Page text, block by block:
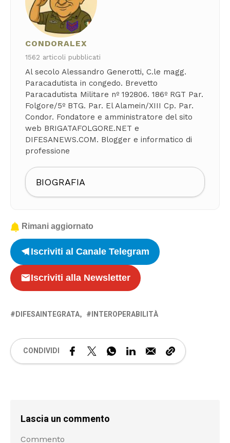
CONDORALEX
1562 articoli pubblicati
Al secolo Alessandro Generotti, C.le magg.
Paracadutista in congedo. Brevetto
Paracadutista Militare nº 192806. 186º RGT Par.
Folgore/5º BTG. Par. El Alamein/XIII Cp. Par.
Condor. Fondatore e amministratore del sito
web BRIGATAFOLGORE.NET e
DIFESANEWS.COM. Blogger e informatico di
professione
BIOGRAFIA
Rimani aggiornato
Iscriviti al Canale Telegram
Iscriviti alla Newsletter
DIFESAINTEGRATA INTEROPERABILITÀ
CONDIVIDI
Lascia un commento